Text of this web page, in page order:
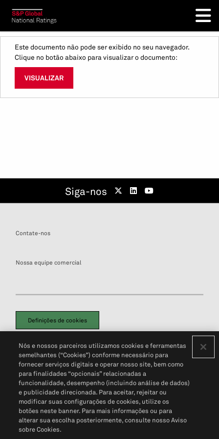
Este documento não pode ser exibido no seu navegador.
Clique no botão abaixo para visualizar o documento:
VISUALIZAR
Siga-nos
Contate-nos
Nossa equipe comercial
Definições de cookies
Política de PrivacidadePortal de privacidade do cliente (em inglês)
Não Venda Minhas Informações Pessoais© 2026 S&P Global
Nós e nossos parceiros utilizamos cookies e ferramentas
semelhantes (“Cookies”) conforme necessário para
fornecer serviços digitais e operar nosso site, bem como
para finalidades “opcionais” relacionadas a
funcionalidade, desempenho (incluindo análise de dados)
e publicidade direcionada. Para aceitar, rejeitar ou
modificar suas configurações de cookies, utilize os
botões neste banner. Para mais informações ou para
alterar sua escolha posteriormente, consulte nosso Aviso
sobre Cookies.